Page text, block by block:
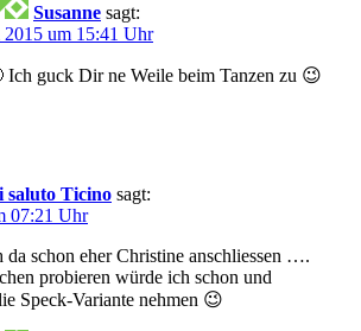
Susanne sagt:
um 15:41 Uhr
Ich guck Dir ne Weile beim Tanzen zu 😉
saluto Ticino sagt:
07:21 Uhr
schon eher Christine anschliessen ….
probieren würde ich schon und
Speck-Variante nehmen 😉